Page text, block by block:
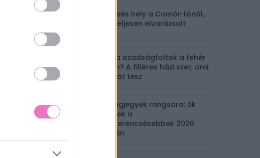
5 mesés hely a Comói-tónál,
ami teljesen elvarázsolt
Sárga izzadságfoltok a fehér
pólón? A filléres házi szer, ami
csodát tesz
Csillagjegyek rangsora: ők
lesznek a
legszerencsésebbek 2026
nyarán